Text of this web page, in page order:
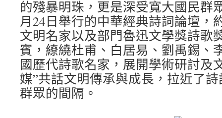
的殘暴明珠，更是深受寬大國民群
月24日舉行的中華經典詩詞論壇，
文明名家以及部門魯迅文學獎詩歌
賓，繚繞杜甫、白居易、劉禹錫、
國歷代詩歌名家，展開學術研討及
媒”共話文明傳承與成長，拉近了
群眾的間隔。